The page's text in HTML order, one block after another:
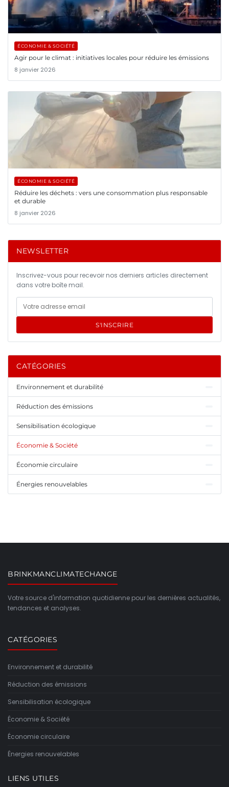
ÉCONOMIE & SOCIÉTÉ
Agir pour le climat : initiatives locales pour réduire les émissions
8 janvier 2026
ÉCONOMIE & SOCIÉTÉ
Réduire les déchets : vers une consommation plus responsable
et durable
8 janvier 2026
NEWSLETTER
Inscrivez-vous pour recevoir nos derniers articles directement
dans votre boîte mail.
S'INSCRIRE
CATÉGORIES
Environnement et durabilité
Réduction des émissions
Sensibilisation écologique
Économie & Société
Économie circulaire
Énergies renouvelables
BRINKMANCLIMATECHANGE
Votre source d'information quotidienne pour les dernières actualités,
tendances et analyses.
CATÉGORIES
Environnement et durabilité
Réduction des émissions
Sensibilisation écologique
Économie & Société
Économie circulaire
Énergies renouvelables
LIENS UTILES